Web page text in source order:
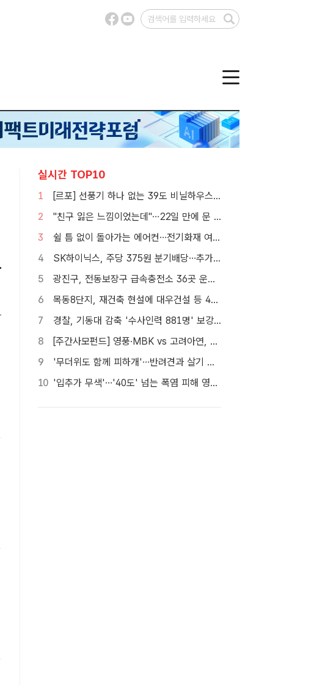
실시간 TOP10
1
[르포] 선풍기 하나 없는 39도 비닐하우스…이주노동자의 '악몽같은 폭염'
2
"친구 잃은 느낌이었는데"…22일 만에 문 연 홈플러스 가보니[TF현장]
3
쉴 틈 없이 돌아가는 에어컨…전기화재 여름철에 몰린다
4
SK하이닉스, 주당 375원 분기배당…추가 주주환원 예고
5
광진구, 전동보장구 급속충전소 36곳 운영…수리비도 지원
6
목동8단지, 재건축 현설에 대우건설 등 4곳…경쟁 입찰 성사될까
7
경찰, 기동대 감축 '수사인력 881명' 보강…9월 초까지 상피제 시행
8
[주간사모펀드] 영풍·MBK vs 고려아연, 美 제련소 이름 두고 고발전
9
'무더위도 함께 피하개'…반려견과 살기 좋은 자치구는 어디
10
'입추가 무색'…'40도' 넘는 폭염 피해 영화관으로 [TF사진관]